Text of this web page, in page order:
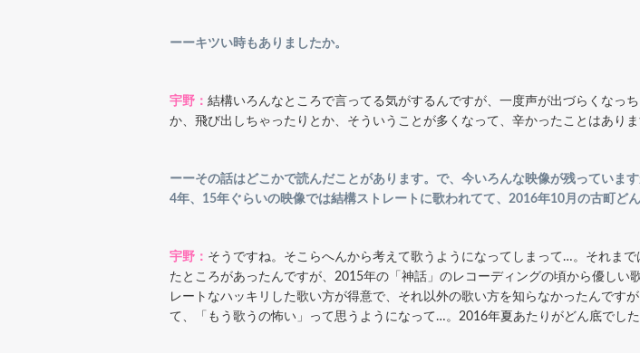
ーーキツい時もありましたか。
宇野： 結構いろんなところで言ってる気がするんですが、一度声が出づらくなっ
か、飛び出しちゃったりとか、そういうことが多くなって、辛かったことはあり
ーーその話はどこかで読んだことがあります。で、今いろんな映像が残っていま
4年、15年ぐらいの映像では結構ストレートに歌われてて、2016年10月の古町ど
宇野： そうですね。そこらへんから考えて歌うようになってしまって…。それま
たところがあったんですが、2015年の「神話」のレコーディングの頃から優し
レートなハッキリした歌い方が得意で、それ以外の歌い方を知らなかったんです
て、「もう歌うの怖い」って思うようになって…。2016年夏あたりがどん底でした